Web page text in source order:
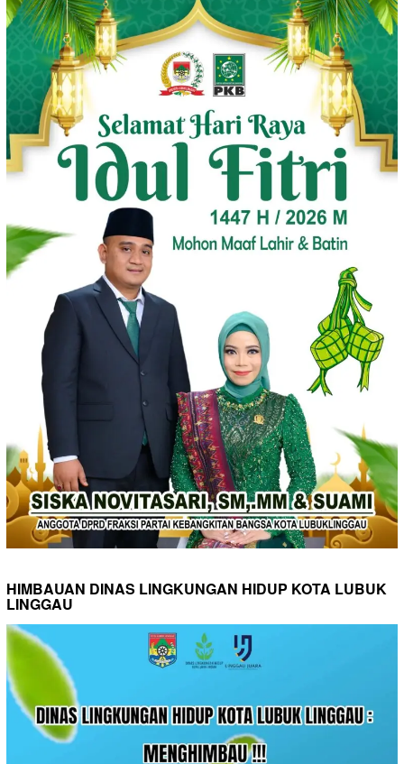
HIMBAUAN DINAS LINGKUNGAN HIDUP KOTA LUBUK
LINGGAU